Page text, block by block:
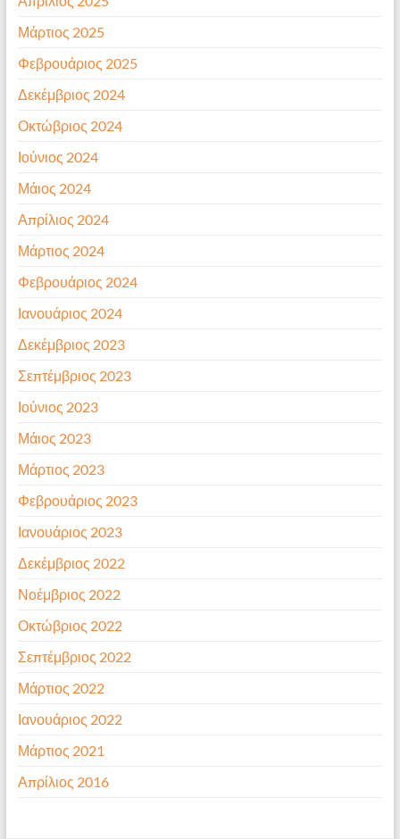
Μάρτιος 2025
Φεβρουάριος 2025
Δεκέμβριος 2024
Οκτώβριος 2024
Ιούνιος 2024
Μάιος 2024
Απρίλιος 2024
Μάρτιος 2024
Φεβρουάριος 2024
Ιανουάριος 2024
Δεκέμβριος 2023
Σεπτέμβριος 2023
Ιούνιος 2023
Μάιος 2023
Μάρτιος 2023
Φεβρουάριος 2023
Ιανουάριος 2023
Δεκέμβριος 2022
Νοέμβριος 2022
Οκτώβριος 2022
Σεπτέμβριος 2022
Μάρτιος 2022
Ιανουάριος 2022
Μάρτιος 2021
Απρίλιος 2016